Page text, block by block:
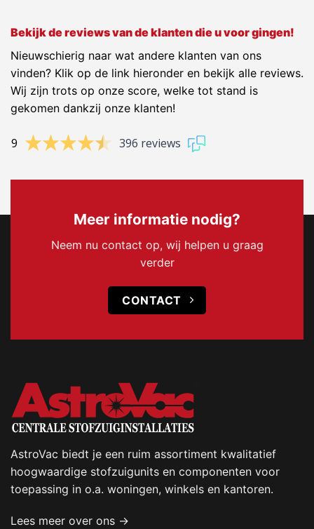
Bekijk de reviews van de klanten die u voor gingen!
Nieuwschierig naar wat andere klanten van ons
vinden? Klik op de link hieronder en bekijk alle reviews.
Wij zijn trots op onze score, welke tot stand is
gekomen dankzij onze klanten!
9 396 reviews
Meer informatie nodig?
Neem nu contact op, wij helpen u graag
verder
CONTACT
AstroVac biedt je een ruim assortiment kwalitatief
hoogwaardige stofzuigunits en componenten voor
toepassing in o.a. woningen, winkels en kantoren.
Lees meer over ons →